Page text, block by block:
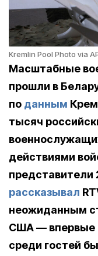
Kremlin Pool Photo via
Масштабные
прошли в
по данным
тысяч
действиями
представители
рассказывал
неожиданным
США — впервые
среди гостей